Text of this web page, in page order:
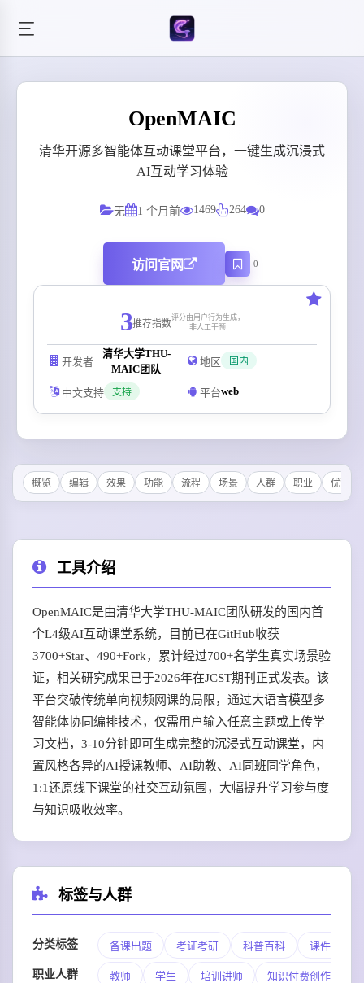
OpenMAIC
清华开源多智能体互动课堂平台，一键生成沉浸式
AI互动学习体验
无 1 个月前 1469 264 0
访问官网 0
3推荐指数
评分由用户行为生成，
非人工干预
开发者
清华大学THU-
MAIC团队
地区 国内
中文支持 支持 平台web
概览 编辑 效果 功能 流程 场景 人群 职业 优势
工具介绍
OpenMAIC是由清华大学THU-MAIC团队研发的国内首
个L4级AI互动课堂系统，目前已在GitHub收获
3700+Star、490+Fork，累计经过700+名学生真实场景验
证，相关研究成果已于2026年在JCST期刊正式发表。该
平台突破传统单向视频网课的局限，通过大语言模型多
智能体协同编排技术，仅需用户输入任意主题或上传学
习文档，3-10分钟即可生成完整的沉浸式互动课堂，内
置风格各异的AI授课教师、AI助教、AI同班同学角色，
1:1还原线下课堂的社交互动氛围，大幅提升学习参与度
与知识吸收效率。
标签与人群
分类标签 备课出题 考证考研 科普百科 课件制作
职业人群 教师 学生 培训讲师 知识付费创作者